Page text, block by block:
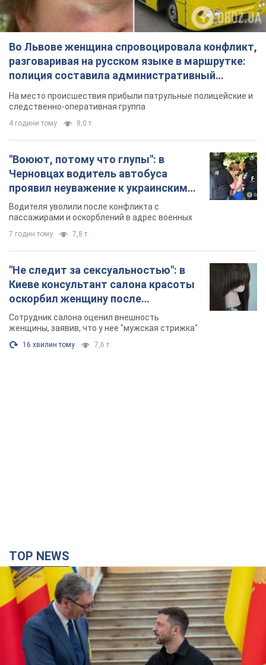
Во Львове женщина спровоцировала конфликт,
разговаривая на русском языке в маршрутке:
полиция составила административный
протокол. Видео
На место происшествия прибыли патрульные полицейские и
следственно-оперативная группа
4 години тому 8,0 т.
"Воюют, потому что глупы": в
Черновцах водитель автобуса
проявил неуважение к украинским
военным и поплатился за это.
Видео
Водителя уволили после конфликта с
пассажирами и оскорблений в адрес военных
7 годин тому 7,8 т.
"Не следит за сексуальностью": в
Киеве консультант салона красоты
оскорбил женщину после
химиотерапии, разгорелся скандал.
Фото
Сотрудник салона оценил внешность
женщины, заявив, что у нее "мужская стрижка"
16 хвилин тому 7,6 т.
TOP NEWS